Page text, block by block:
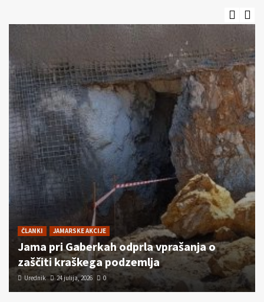
ČLANKI JAMARSKE AKCIJE
Jama pri Gaberkah odprla vprašanja o
zaščiti kraškega podzemlja
Urednik 24 julija, 2026 0